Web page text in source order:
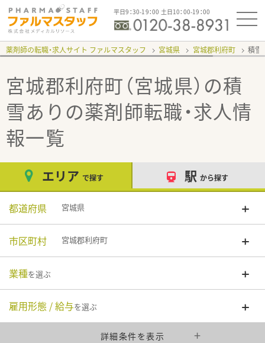
平日9：30-19：00 土日10：00-19：00
薬剤師の転職・求人サイト ファルマスタッフ 宮城県 宮城郡利府町 積雪
宮城郡利府町（宮城県）の積
雪あり の薬剤師転職・求人情
報一覧
エリア で探す 駅 から探す
都道府県 宮城県
市区町村 宮城郡利府町
業種を選ぶ
雇用形態 / 給与を選ぶ
詳細条件を表示